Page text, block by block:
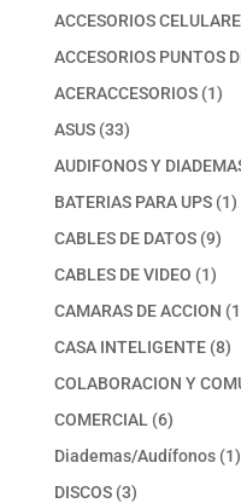
productos
ACCESORIOS
ACCESORIOS PUNTOS
ACERACCESORIOS 11
ASUS 3333
productos
AUDIFONOS Y
BATERIAS PARA UPS 11
CABLES DE DATOS 99
CABLES DE VIDEO 11
CAMARAS DE ACCION 1
CASA INTELIGENTE 88
COLABORACION Y
COMERCIAL 66
productos
Diademas/Audífonos 11
DISCOS 33